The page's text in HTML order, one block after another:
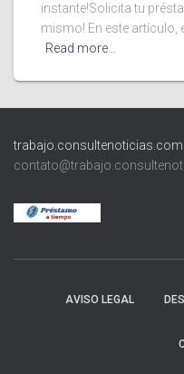
instante!Solicita tu
mismo! En este
Read more…
trabajo.consultenoticias.com
AVISO LEGAL